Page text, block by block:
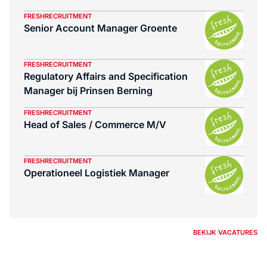
FRESHRECRUITMENT
Senior Account Manager Groente
FRESHRECRUITMENT
Regulatory Affairs and Specification
Manager bij Prinsen Berning
FRESHRECRUITMENT
Head of Sales / Commerce M/V
FRESHRECRUITMENT
Operationeel Logistiek Manager
BEKIJK VACATURES